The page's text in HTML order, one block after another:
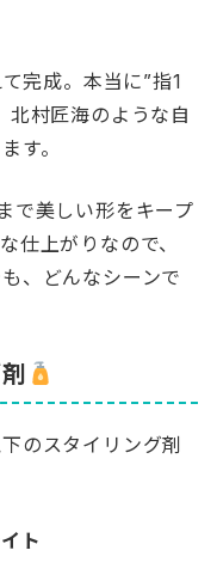
完成。本当に”指1
北村匠海のような自
す。
で美しい形をキープ
仕上がりなので、
、どんなシーンで
のスタイリング剤
ト